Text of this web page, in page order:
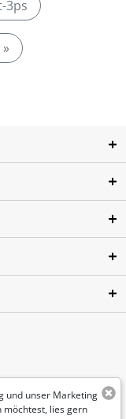
3ps
und unser Marketing
möchtest, lies gern